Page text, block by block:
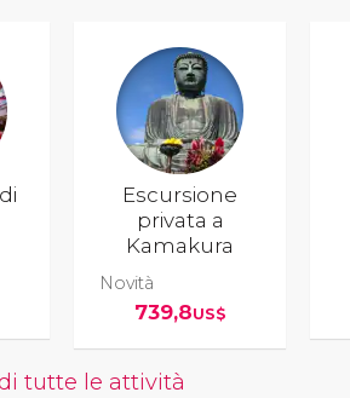
Escursione
privata a
Kamakura
Novità
739,8US$
tutte le attività